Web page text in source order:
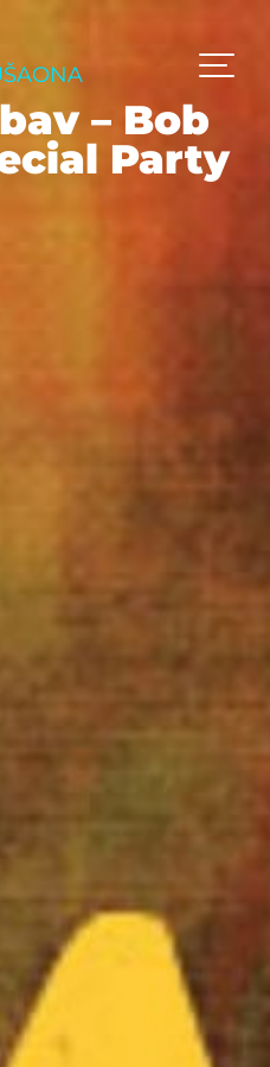
– Bob
Party